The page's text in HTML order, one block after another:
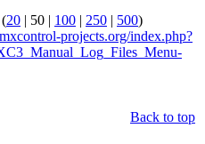
20 | 50 | 100 | 250 | 500)
projects.org/index.php?
Back to top